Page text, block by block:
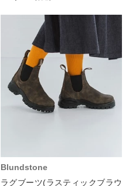
Blundstone
ラグブーツ(ラスティックブラウ